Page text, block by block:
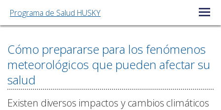
Programa de Salud HUSKY Menú
Cómo prepararse para los fenómenos
meteorológicos que pueden afectar su
salud
Existen diversos impactos y cambios climáticos